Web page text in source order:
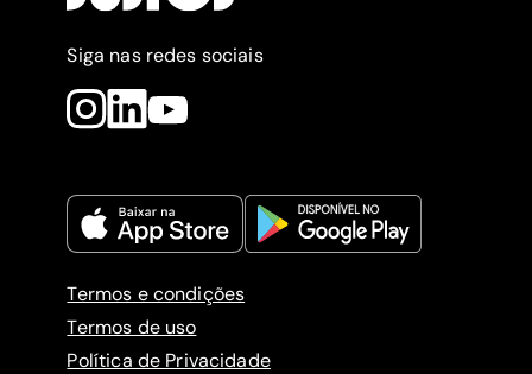
Siga nas redes sociais
Termos e condições
Termos de uso
Política de Privacidade